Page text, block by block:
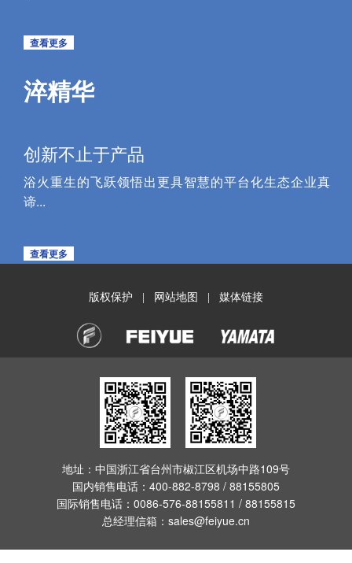
查看更多
淬精华
创新不止于产品
浴火重生的飞跃领悟出更具智慧的平台化生态企业真
谛...
查看更多
版权保护 网站地图 媒体链接
地址：中国浙江省台州市椒江区机场中路109号
国内销售电话：400-882-8798 / 88155805
国际销售电话：0086-576-88155811 / 88155815
总经理信箱： sales@feiyue.cn